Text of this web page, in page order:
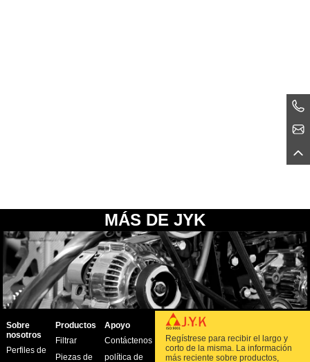
MÁS DE JYK
Sobre
nosotros
Perfiles de
Productos
Filtrar
Piezas de
Apoyo
Contáctenos
política de
Regístrese para recibir el largo y
corto de la misma. La información
más reciente sobre productos,